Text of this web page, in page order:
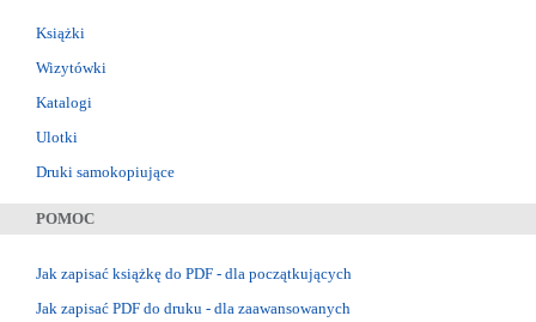
Książki
Wizytówki
Katalogi
Ulotki
Druki samokopiujące
POMOC
Jak zapisać książkę do PDF - dla początkujących
Jak zapisać PDF do druku - dla zaawansowanych